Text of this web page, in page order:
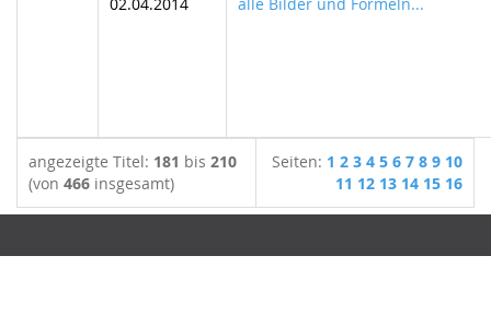
angezeigte Titel: 181 bis 210
(von 466 insgesamt)
Seiten: 1 2 3 4 5 6 7 8 9 10
11 12 13 14 15 16